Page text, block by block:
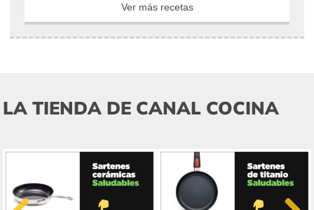
Ver más recetas
LA TIENDA DE CANAL COCINA